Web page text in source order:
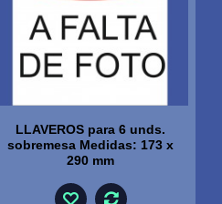
LLAVEROS para 6 unds.
sobremesa Medidas: 173 x
290 mm